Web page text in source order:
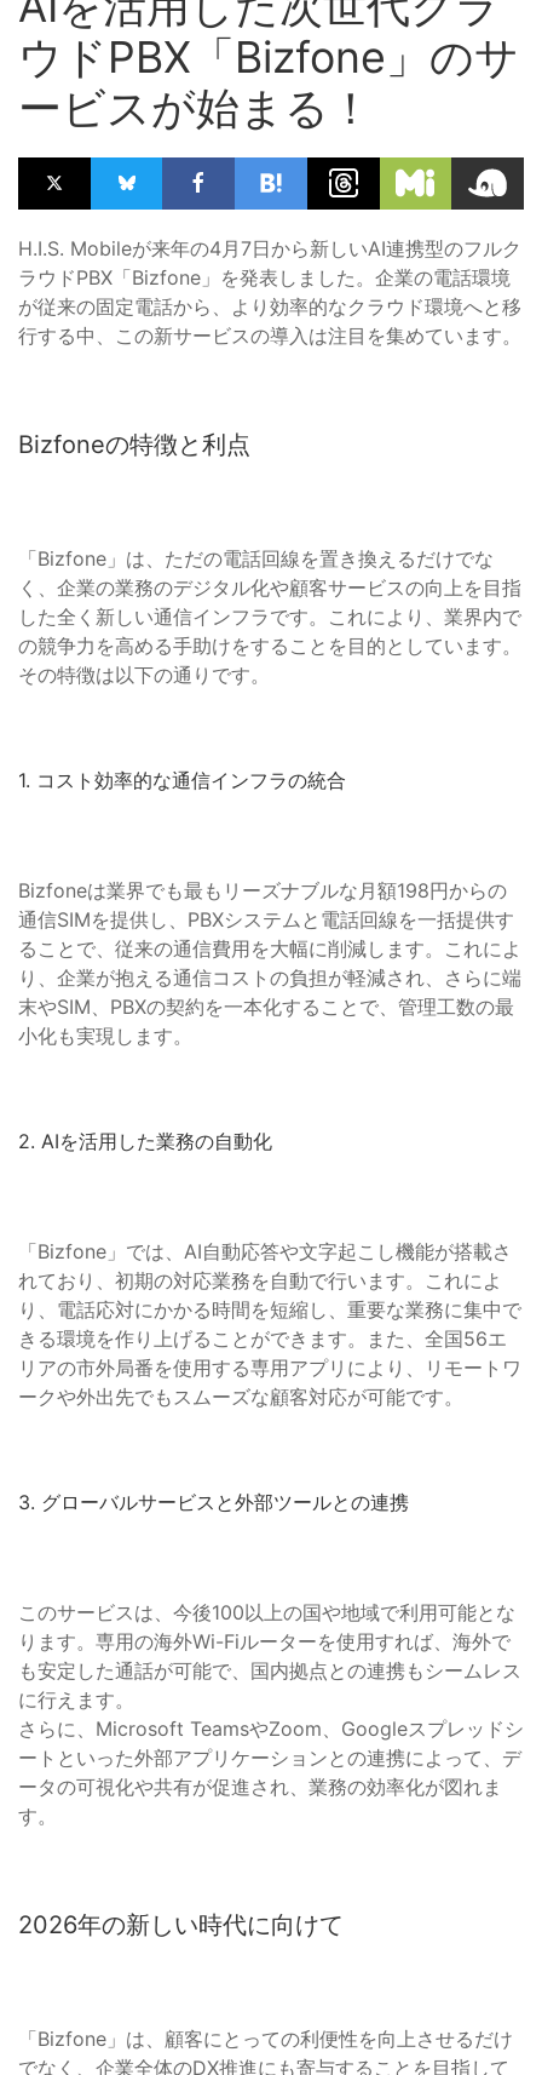
ウドPBX「Bizfone」のサ
ービスが始まる！
H.I.S. Mobileが来年の4月7日から新しいAI連携型のフルク
ラウドPBX「Bizfone」を発表しました。企業の電話環境
が従来の固定電話から、より効率的なクラウド環境へと移
行する中、この新サービスの導入は注目を集めています。
Bizfoneの特徴と利点
「Bizfone」は、ただの電話回線を置き換えるだけでな
く、企業の業務のデジタル化や顧客サービスの向上を目指
した全く新しい通信インフラです。これにより、業界内で
の競争力を高める手助けをすることを目的としています。
その特徴は以下の通りです。
1. コスト効率的な通信インフラの統合
Bizfoneは業界でも最もリーズナブルな月額198円からの
通信SIMを提供し、PBXシステムと電話回線を一括提供す
ることで、従来の通信費用を大幅に削減します。これによ
り、企業が抱える通信コストの負担が軽減され、さらに端
末やSIM、PBXの契約を一本化することで、管理工数の最
小化も実現します。
2. AIを活用した業務の自動化
「Bizfone」では、AI自動応答や文字起こし機能が搭載さ
れており、初期の対応業務を自動で行います。これによ
り、電話応対にかかる時間を短縮し、重要な業務に集中で
きる環境を作り上げることができます。また、全国56エ
リアの市外局番を使用する専用アプリにより、リモートワ
ークや外出先でもスムーズな顧客対応が可能です。
3. グローバルサービスと外部ツールとの連携
このサービスは、今後100以上の国や地域で利用可能とな
ります。専用の海外Wi-Fiルーターを使用すれば、海外で
も安定した通話が可能で、国内拠点との連携もシームレス
に行えます。
さらに、Microsoft TeamsやZoom、Googleスプレッドシ
ートといった外部アプリケーションとの連携によって、デ
ータの可視化や共有が促進され、業務の効率化が図れま
す。
2026年の新しい時代に向けて
「Bizfone」は、顧客にとっての利便性を向上させるだけ
でなく、企業全体のDX推進にも寄与することを目指して